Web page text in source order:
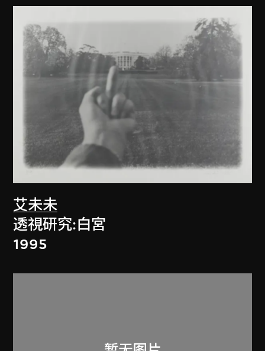
艾未未
透視研究:白宮
1995